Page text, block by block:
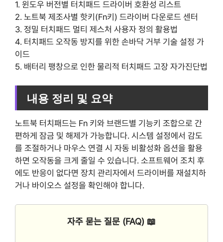
1. 윈도우 버전별 터치패드 드라이버 호환성 리스트
2. 노트북 제조사별 핫키(Fn키) 드라이버 다운로드 센터
3. 정밀 터치패드 멀티 제스처 사용자 정의 활용법
4. 터치패드 오작동 방지를 위한 손바닥 거부 기술 설정 가
이드
5. 배터리 팽창으로 인한 물리적 터치패드 고장 자가진단법
내용 정리 및 요약
노트북 터치패드는 Fn 키와 브랜드별 기능키 조합으로 간
편하게 잠금 및 해제가 가능합니다. 시스템 설정에서 감도
를 조절하거나 마우스 연결 시 자동 비활성화 옵션을 활용
하면 오작동을 크게 줄일 수 있습니다. 소프트웨어 조치 후
에도 반응이 없다면 장치 관리자에서 드라이버를 재설치하
거나 바이오스 설정을 확인해야 합니다.
자주 묻는 질문 (FAQ) 📖